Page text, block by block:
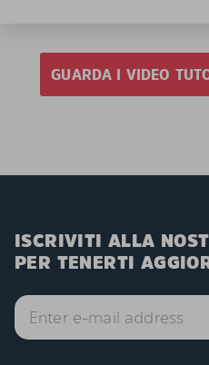
GUARDA I VIDEO
ISCRIVITI ALLA
PER TENERTI